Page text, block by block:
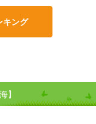
キング
】